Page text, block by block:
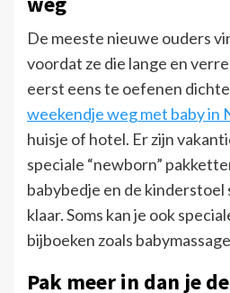
De meeste nieuwe ouders
voordat ze die lange en
eerst eens te oefenen
weekendje weg met baby in
huisje of hotel. Er zijn
speciale “newborn”
babybedje en de kinderstoel
klaar. Soms kan je ook
bijboeken zoals
Pak meer in dan je